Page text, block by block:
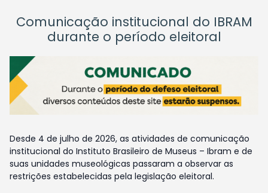
Comunicação institucional do IBRAM
durante o período eleitoral
Desde 4 de julho de 2026, as atividades de comunicação
institucional do Instituto Brasileiro de Museus – Ibram e de
suas unidades museológicas passaram a observar as
restrições estabelecidas pela legislação eleitoral.